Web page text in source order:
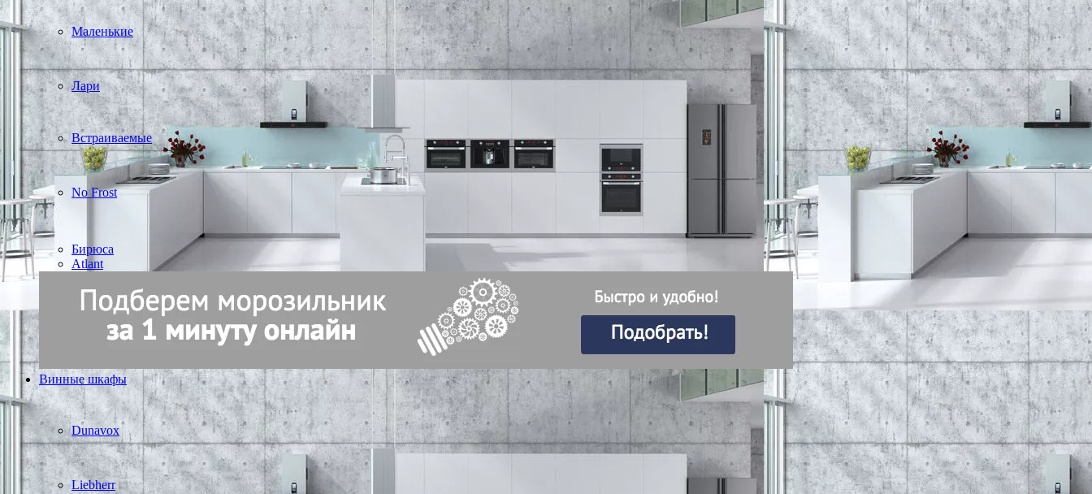
Маленькие
Лари
Встраиваемые
No Frost
Бирюса
Atlant
Винные шкафы
Dunavox
Liebherr